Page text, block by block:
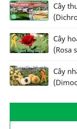
Cây
Cây
(Rosa
Cây